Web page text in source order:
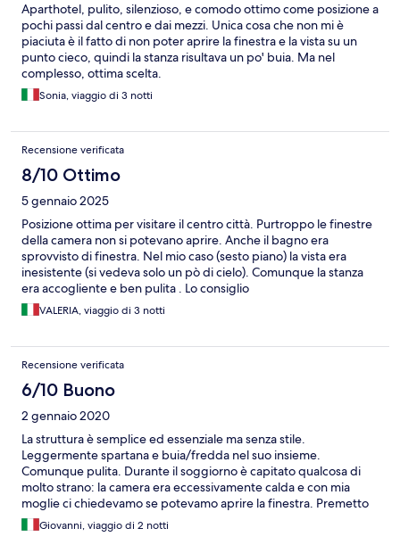
Aparthotel, pulito, silenzioso, e comodo ottimo come posizione a
pochi passi dal centro e dai mezzi. Unica cosa che non mi è
piaciuta è il fatto di non poter aprire la finestra e la vista su un
punto cieco, quindi la stanza risultava un po' buia. Ma nel
complesso, ottima scelta.
Sonia, viaggio di 3 notti
Recensione verificata
8/10 Ottimo
5 gennaio 2025
Posizione ottima per visitare il centro città. Purtroppo le finestre
della camera non si potevano aprire. Anche il bagno era
sprovvisto di finestra. Nel mio caso (sesto piano) la vista era
inesistente (si vedeva solo un pò di cielo). Comunque la stanza
era accogliente e ben pulita . Lo consiglio
VALERIA, viaggio di 3 notti
Recensione verificata
6/10 Buono
2 gennaio 2020
La struttura è semplice ed essenziale ma senza stile.
Leggermente spartana e buia/fredda nel suo insieme.
Comunque pulita. Durante il soggiorno è capitato qualcosa di
molto strano: la camera era eccessivamente calda e con mia
moglie ci chiedevamo se potevamo aprire la finestra. Premetto
che ne abbiamo solo parlato e immediatamente desistito causa
mancanza maniglia finestra. Qualche ora dopo arriva una mail
Giovanni, viaggio di 2 notti